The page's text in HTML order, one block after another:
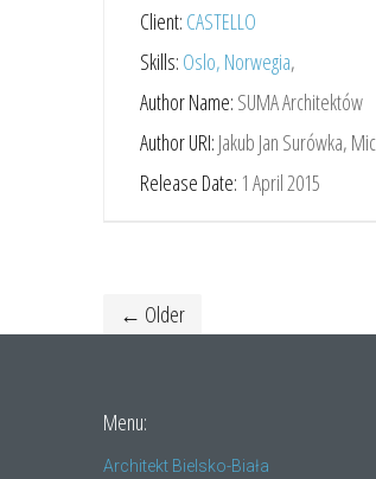
Client: CASTELLO
Skills: Oslo, Norwegia,
Author Name: SUMA Architektów
Author URI: Jakub Jan Surówka,
Release Date: 1 April 2015
← Older
Menu:
Architekt Bielsko-Biała